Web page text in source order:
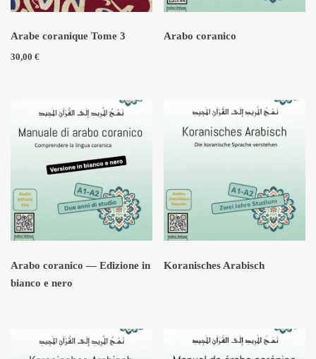
Arabe coranique Tome 3
30,00 €
Arabo coranico
Arabo coranico — Edizione in
bianco e nero
Koranisches Arabisch